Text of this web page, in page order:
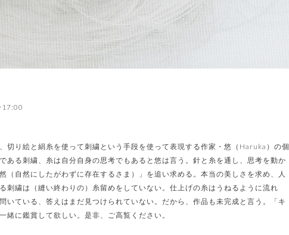
17:00
切り絵と絹糸を使って刺繍という手段を使って表現する作家・悠（Haruka）の個
ある刺繍、糸は自分自身の思考でもあると悠は言う。針と糸を通し、思考を動か
（自然にしたがわずに存在するさま）」を追い求める。本当の美しさを求め、人
刺繍は（縫い終わりの）糸留めをしていない。仕上げの糸はうねるように流れ
いている、答えはまだ見つけられていない。だから、作品も未完成と言う。「キ
に鑑賞して欲しい。是非、ご高覧ください。